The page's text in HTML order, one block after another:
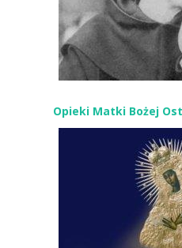
Opieki Matki Bożej